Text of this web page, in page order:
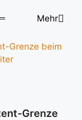
Mehr
Grenze